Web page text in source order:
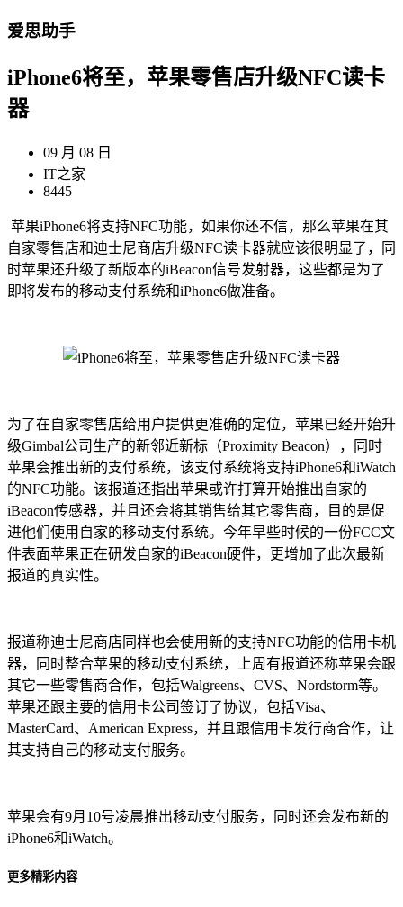
爱思助手
iPhone6将至，苹果零售店升级NFC读卡
器
09 月 08 日
IT之家
8445
苹果iPhone6将支持NFC功能，如果你还不信，那么苹果在其
自家零售店和迪士尼商店升级NFC读卡器就应该很明显了，同
时苹果还升级了新版本的iBeacon信号发射器，这些都是为了
即将发布的移动支付系统和iPhone6做准备。
为了在自家零售店给用户提供更准确的定位，苹果已经开始升
级Gimbal公司生产的新邻近新标（Proximity Beacon），同时
苹果会推出新的支付系统，该支付系统将支持iPhone6和iWatch
的NFC功能。该报道还指出苹果或许打算开始推出自家的
iBeacon传感器，并且还会将其销售给其它零售商，目的是促
进他们使用自家的移动支付系统。今年早些时候的一份FCC文
件表面苹果正在研发自家的iBeacon硬件，更增加了此次最新
报道的真实性。
报道称迪士尼商店同样也会使用新的支持NFC功能的信用卡机
器，同时整合苹果的移动支付系统，上周有报道还称苹果会跟
其它一些零售商合作，包括Walgreens、CVS、Nordstorm等。
苹果还跟主要的信用卡公司签订了协议，包括Visa、
MasterCard、American Express，并且跟信用卡发行商合作，让
其支持自己的移动支付服务。
苹果会有9月10号凌晨推出移动支付服务，同时还会发布新的
iPhone6和iWatch。
更多精彩内容